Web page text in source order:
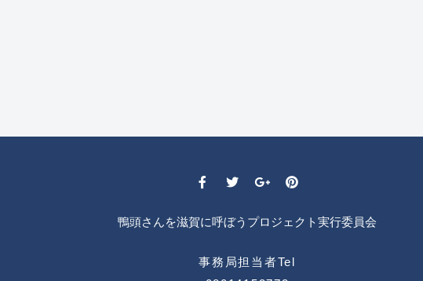
鴨頭さんを滋賀に呼ぼうプロジェクト実行委員会
事務局担当者Tel